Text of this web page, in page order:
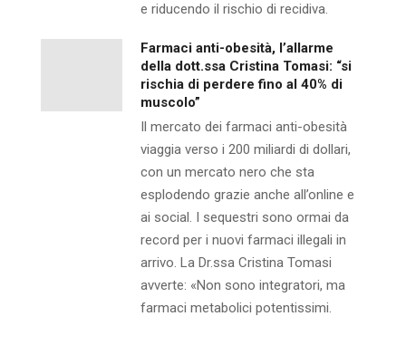
e riducendo il rischio di recidiva.
Farmaci anti-obesità, l’allarme
della dott.ssa Cristina Tomasi: “si
rischia di perdere fino al 40% di
muscolo”
Il mercato dei farmaci anti-obesità
viaggia verso i 200 miliardi di dollari,
con un mercato nero che sta
esplodendo grazie anche all’online e
ai social. I sequestri sono ormai da
record per i nuovi farmaci illegali in
arrivo. La Dr.ssa Cristina Tomasi
avverte: «Non sono integratori, ma
farmaci metabolici potentissimi.